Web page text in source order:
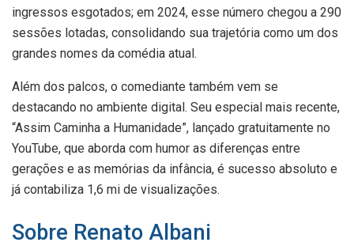
ingressos esgotados; em 2024, esse número chegou a 290
sessões lotadas, consolidando sua trajetória como um dos
grandes nomes da comédia atual.
Além dos palcos, o comediante também vem se
destacando no ambiente digital. Seu especial mais recente,
“Assim Caminha a Humanidade”, lançado gratuitamente no
YouTube, que aborda com humor as diferenças entre
gerações e as memórias da infância, é sucesso absoluto e
já contabiliza 1,6 mi de visualizações.
Sobre Renato Albani